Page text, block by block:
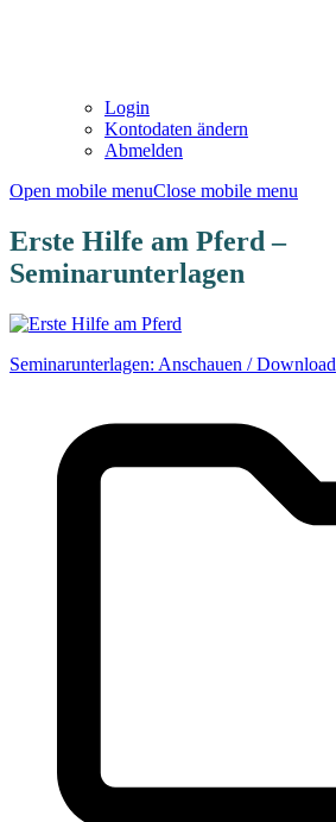
Login
Kontodaten ändern
Abmelden
Open mobile menuClose mobile menu
Erste Hilfe am Pferd –
Seminarunterlagen
Seminarunterlagen: Anschauen / Download